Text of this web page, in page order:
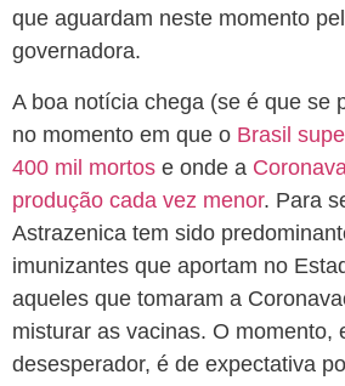
que aguardam neste momento
governadora.
A boa notícia chega (se é que se
no momento em que o Brasil
400 mil mortos e onde a
produção cada vez menor. Para
Astrazenica tem sido
imunizantes que aportam no
aqueles que tomaram a
misturar as vacinas. O momento,
desesperador, é de expectativa